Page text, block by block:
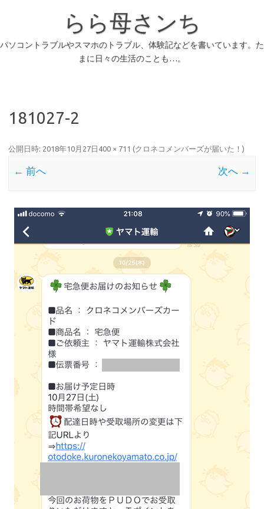
らら母さンち
パソコントラブルやスマホのトラブル、体験記などを書いています。た
まに日々の生活のことも…。
181027-2
公開日時: 2018年10月27日 400 × 711 (クロネコメンバーズが届いた！ )
← 前へ 次へ →